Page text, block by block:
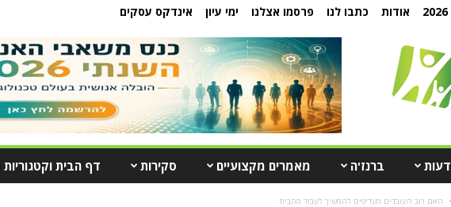
אודות כתבו לנו פרסמו אצלנו ימי עיון אינדקס עסקים
דעות ברנז'ה מאמרים מקצועיים סקירות דף הבית
האם רוב העובדים מעדיפים להמשיך לעבוד מהבית